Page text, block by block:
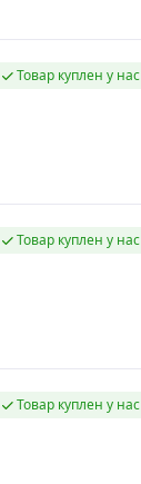
Товар куплен у нас
Товар куплен у нас
Товар куплен у нас